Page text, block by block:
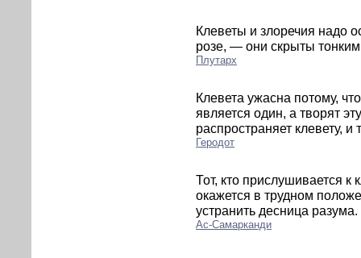
Клеветы и злоречия надо
розе, — они скрыты
Плутарх
Клевета ужасна потому,
является один, а творят
распространяет клевету, и
Геродот
Тот, кто прислушивается к
окажется в трудном
устранить десница разума.
Ас-Самарканди